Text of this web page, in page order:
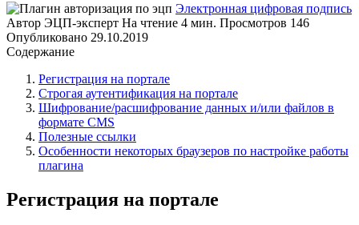
Электронная цифровая подпись
Автор ЭЦП-эксперт На чтение 4 мин. Просмотров 146
Опубликовано 29.10.2019
Содержание
Регистрация на портале
Строгая аутентификация на портале
Шифрование/расшифрование данных и/или файлов в
формате CMS
Полезные ссылки
Особенности некоторых браузеров по настройке работы
плагина
Регистрация на портале